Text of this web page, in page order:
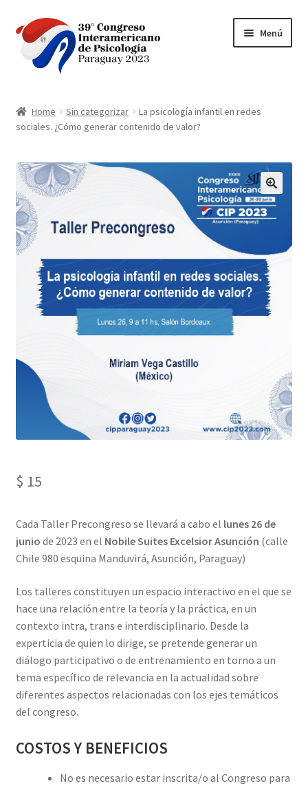
Ir
la
navegación
Ir
al
contenido
Menú
BANCARD VPOS 2.0
bancard-payment
Carrito
Contacto
Finalizar compra
Mi cuenta
Sample Page
Home Sin categorizar
La psicología infantil en redes
sociales. ¿Cómo generar contenido de valor?
$ 15
​Cada Taller Precongreso se llevará a cabo el lunes 26 de
junio de 2023 en el Nobile Suites Excelsior Asunción (calle
Chile 980 esquina Manduvirá, Asunción, Paraguay)
Los talleres constituyen un espacio interactivo en el que se
hace una relación entre la teoría y la práctica, en un
contexto intra, trans e interdisciplinario. Desde la
experticia de quien lo dirige, se pretende generar un
diálogo participativo o de entrenamiento en torno a un
tema específico de relevancia en la actualidad sobre
diferentes aspectos relacionadas con los ejes temáticos
del congreso.
COSTOS Y BENEFICIOS
No es necesario estar inscrita/o al Congreso para